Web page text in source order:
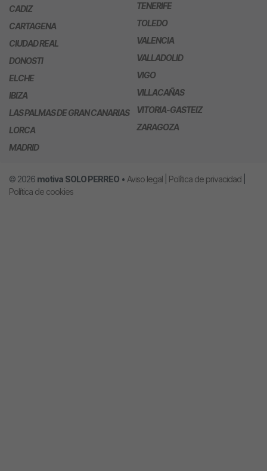
CADIZ
CARTAGENA
CIUDAD REAL
DONOSTI
ELCHE
IBIZA
LAS PALMAS DE GRAN CANARIAS
LORCA
MADRID
TENERIFE
TOLEDO
VALENCIA
VALLADOLID
VIGO
VILLACAÑAS
VITORIA-GASTEIZ
ZARAGOZA
© 2026 motiva SOLO PERREO • Aviso legal Política de privacidad
Política de cookies